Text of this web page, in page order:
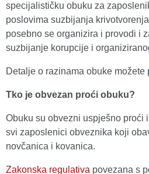
specijalističku obuku za
poslovima suzbijanja
posebno se organizira i provodi i
suzbijanje korupcije i
Detalje o razinama obuke možete
Tko je obvezan proći obuku?
Obuku su obvezni uspješno proći
svi zaposlenici obveznika koji
novčanica i kovanica.
Zakonska regulativa povezana s